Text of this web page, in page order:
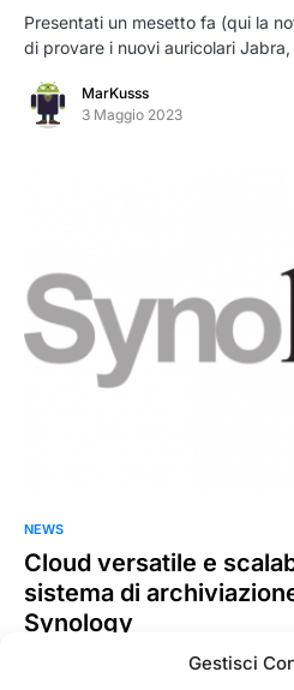
Gestisci
Presentati un mesetto fa (qui la
di provare i nuovi auricolari
MarKusss
3 Maggio 2023
NEWS
Cloud versatile e
sistema di
Synology
Synology ha annunciato il nuovo